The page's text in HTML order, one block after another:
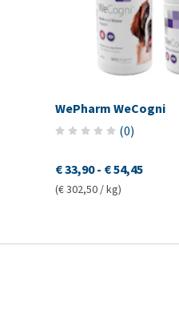
WePharm WeCogni
(0)
€ 33,90 - € 54,45
(€ 302,50 / kg)